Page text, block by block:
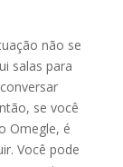
não se
salas para
se você
Omegle, é
Você pode